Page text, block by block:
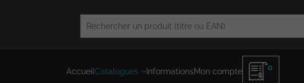
Accueil Catalogues InformationsMon compte 0